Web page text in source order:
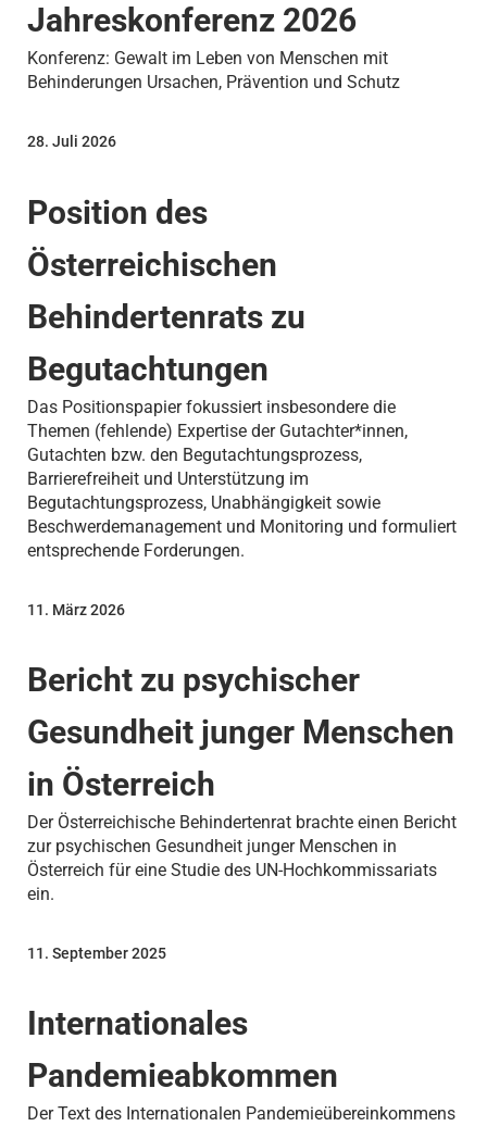
Jahreskonferenz 2026
Konferenz: Gewalt im Leben von Menschen mit
Behinderungen Ursachen, Prävention und Schutz
Position des
Österreichischen
Behindertenrats zu
Begutachtungen
28. Juli 2026
Das Positionspapier fokussiert insbesondere die
Themen (fehlende) Expertise der Gutachter*innen,
Gutachten bzw. den Begutachtungsprozess,
Barrierefreiheit und Unterstützung im
Begutachtungsprozess, Unabhängigkeit sowie
Beschwerdemanagement und Monitoring und formuliert
entsprechende Forderungen.
Bericht zu psychischer
Gesundheit junger Menschen
in Österreich
11. März 2026
Der Österreichische Behindertenrat brachte einen Bericht
zur psychischen Gesundheit junger Menschen in
Österreich für eine Studie des UN-Hochkommissariats
ein.
Internationales
Pandemieabkommen
11. September 2025
Der Text des Internationalen Pandemieübereinkommens